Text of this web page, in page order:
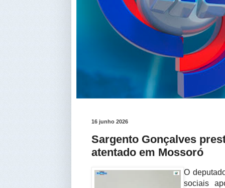
16 junho 2026
Sargento Gonçalves
atentado em Mossoró
O
sociais